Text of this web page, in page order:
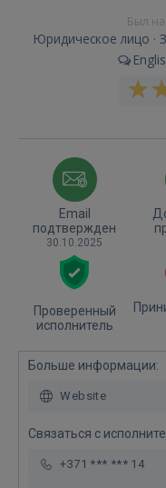
Был на
Юридическое лицо ·
Email
подтвержден
30.10.2025
Проверенный
исполнитель
Больше информации:
Website
Связаться с
+371 *** *** 14